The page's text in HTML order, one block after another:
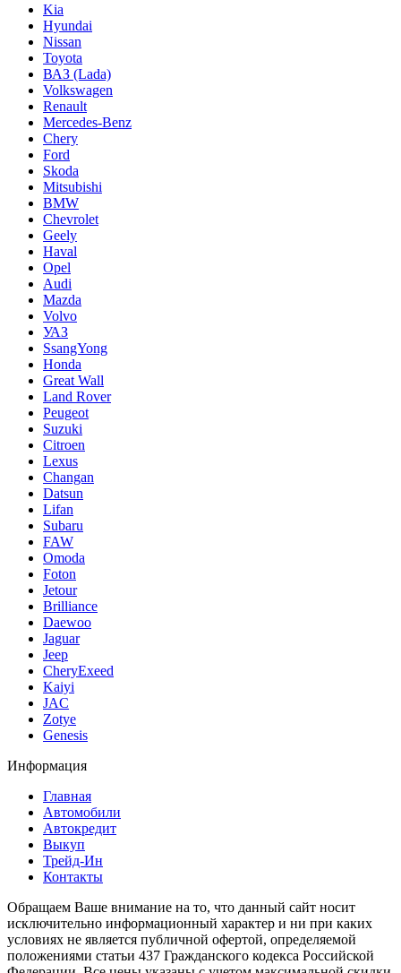
Kia
Hyundai
Nissan
Toyota
ВАЗ (Lada)
Volkswagen
Renault
Mercedes-Benz
Chery
Ford
Skoda
Mitsubishi
BMW
Chevrolet
Geely
Haval
Opel
Audi
Mazda
Volvo
УАЗ
SsangYong
Honda
Great Wall
Land Rover
Peugeot
Suzuki
Citroen
Lexus
Changan
Datsun
Lifan
Subaru
FAW
Omoda
Foton
Jetour
Brilliance
Daewoo
Jaguar
Jeep
CheryExeed
Kaiyi
JAC
Zotye
Genesis
Информация
Главная
Автомобили
Автокредит
Выкуп
Трейд-Ин
Контакты
Обращаем Ваше внимание на то, что данный сайт носит
исключительно информационный характер и ни при каких
условиях не является публичной офертой, определяемой
положениями статьи 437 Гражданского кодекса Российской